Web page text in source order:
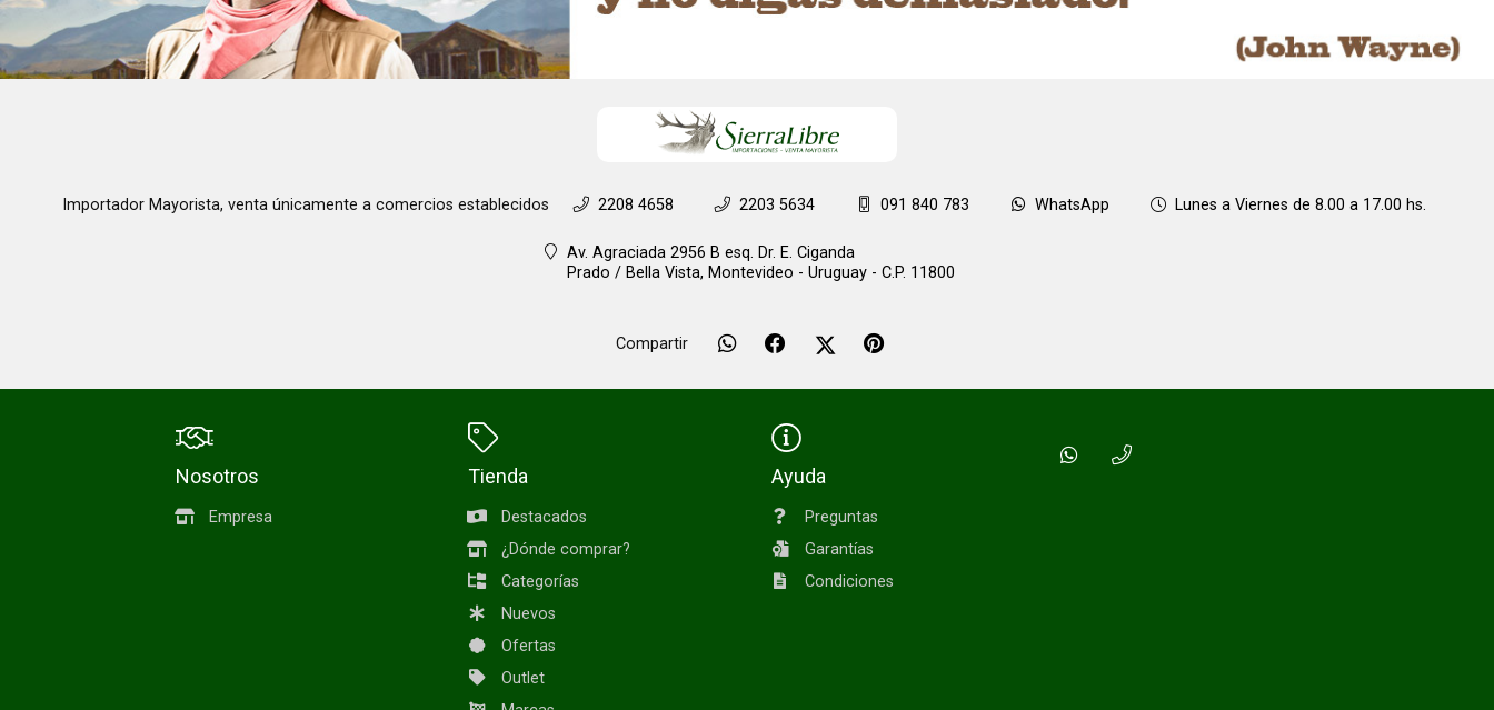
Importador Mayorista, venta únicamente a comercios establecidos 2208 4658 2203 5634 091 840 783 WhatsApp Lunes a Viernes de 8.00 a 17.00 hs.
Av. Agraciada 2956 B esq. Dr. E. Ciganda
Prado / Bella Vista, Montevideo - Uruguay - C.P. 11800
Compartir
Nosotros
Empresa
Tienda
Destacados
¿Dónde comprar?
Categorías
Nuevos
Ofertas
Outlet
Ayuda
Preguntas
Garantías
Condiciones